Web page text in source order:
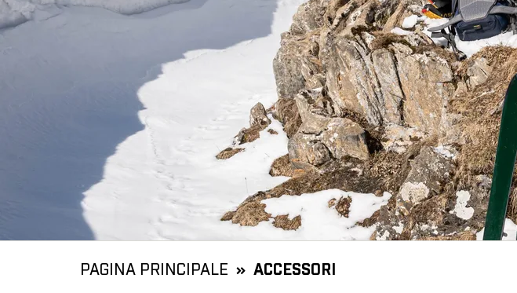
PAGINA PRINCIPALE ACCESSORI